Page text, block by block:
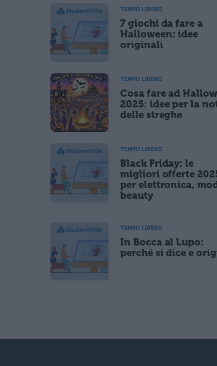
Ho letto e acconsento l' informativa sulla privacy
Acconsento all'uso dei miei dati da parte di terzi per
CONFERMA E PUBBLICA
TEMPO LIBERO
7 giochi da fare a
Halloween: idee
originali
TEMPO LIBERO
Cosa fare ad
2025: idee per la
delle streghe
TEMPO LIBERO
Black Friday: le
migliori offerte
per elettronica,
beauty
TEMPO LIBERO
In Bocca al Lupo:
perché si dice e